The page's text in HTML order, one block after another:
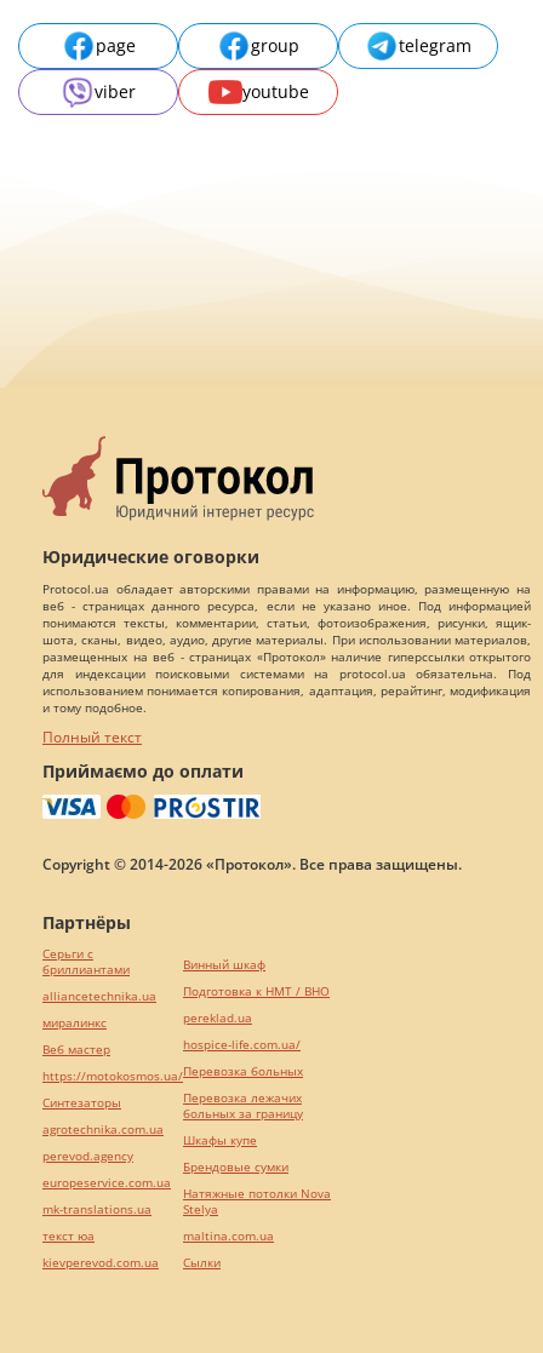
page group
telegram
viber
youtube
Юридические оговорки
Protocol.ua обладает авторскими правами на информацию, размещенную на
веб - страницах данного ресурса, если не указано иное. Под информацией
понимаются тексты, комментарии, статьи, фотоизображения, рисунки, ящик-
шота, сканы, видео, аудио, другие материалы. При использовании материалов,
размещенных на веб - страницах «Протокол» наличие гиперссылки открытого
для индексации поисковыми системами на protocol.ua обязательна. Под
использованием понимается копирования, адаптация, рерайтинг, модификация
и тому подобное.
Полный текст
Приймаємо до оплати
Copyright © 2014-2026 «Протокол». Все права защищены.
Партнёры
Серьги с
бриллиантами
alliancetechnika.ua
миралинкс
Веб мастер
https://motokosmos.ua/
Синтезаторы
agrotechnika.com.ua
perevod.agency
europeservice.com.ua
mk-translations.ua
текст юа
kievperevod.com.ua
Винный шкаф
Подготовка к НМТ / ВНО
pereklad.ua
hospice-life.com.ua/
Перевозка больных
Перевозка лежачих
больных за границу
Шкафы купе
Брендовые сумки
Натяжные потолки Nova
Stelya
maltina.com.ua
Cылки